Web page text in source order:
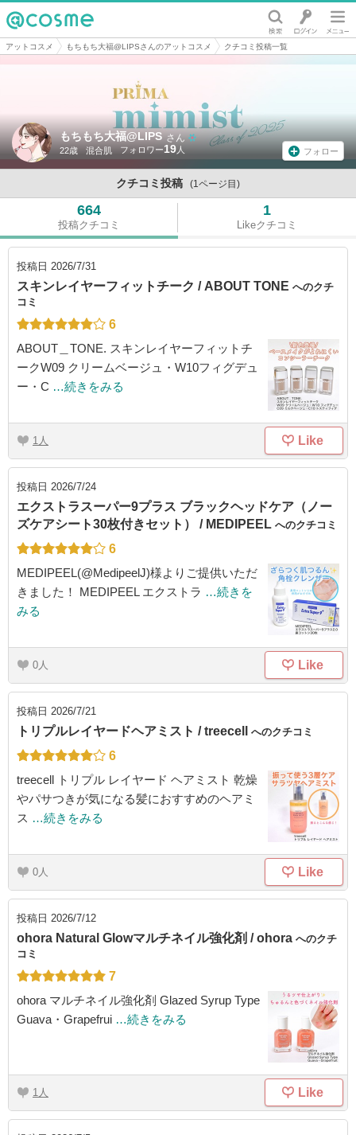
@cosme
アットコスメ もちもち大福@LIPSさんのアットコスメ クチコミ投稿一覧
もちもち大福@LIPS さん
22歳 混合肌 19 フォロー
クチコミ投稿 (1ページ目)
664
投稿クチコミ
1
Likeクチコミ
投稿日 2026/7/31
スキンレイヤーフィットチーク / ABOUT TONE へのクチ
コミ
6
ABOUT＿TONE. スキンレイヤーフィットチ
ークW09 クリームベージュ・W10フィグデュ
ー・C …続きをみる
1 Like
投稿日 2026/7/24
エクストラスーパー9プラス ブラックヘッドケア（ノー
ズケアシート30枚付きセット） / MEDIPEEL へのクチコミ
6
MEDIPEEL(@MedipeelJ)様よりご提供いただ
きました！ MEDIPEEL エクストラ …続きを
みる
0 Like
投稿日 2026/7/21
トリプルレイヤードヘアミスト / treecell へのクチコミ
6
treecell トリプル レイヤード ヘアミスト 乾燥
やパサつきが気になる髪におすすめのヘアミ
ス …続きをみる
0 Like
投稿日 2026/7/12
ohora Natural Glowマルチネイル強化剤 / ohora へのクチ
コミ
7
ohora マルチネイル強化剤 Glazed Syrup Type
Guava・Grapefrui …続きをみる
1 Like